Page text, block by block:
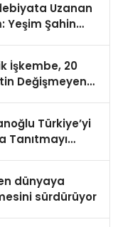
Uzanan
Yeşim Şahin
İşkembe, 20
Değişmeyen
Türkiye’yi
Tanıtmayı
dünyaya
sürdürüyor